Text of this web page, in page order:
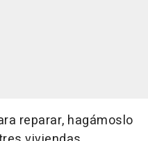
reparar, hagámoslo